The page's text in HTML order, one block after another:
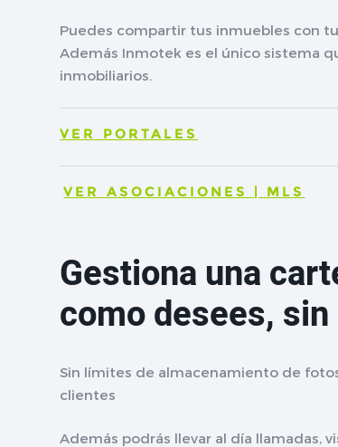
Puedes compartir tus inmuebles con
Además Inmotek es el único sistema
inmobiliarios.
VER PORTALES
VER ASOCIACIONES | MLS
Gestiona una
como desees,
Sin límites de almacenamiento de
clientes
Además podrás llevar al día llamadas,